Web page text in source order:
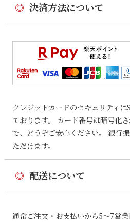
◎ 決済方法について
クレジットカードのセキュリティ
ております。 カード番号は暗号化
で、どうぞご安心ください。 銀行
ただけます。
◎ 配送について
通常ご注文・お支払いから5〜7営業